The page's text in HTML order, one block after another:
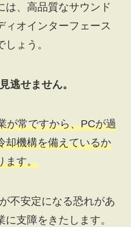
は、高品質なサウンド
ィオインターフェース
ょう。
逃せません。
が常ですから、PCが過
却機構を備えているか
ます。
不安定になる恐れがあ
支障をきたします。